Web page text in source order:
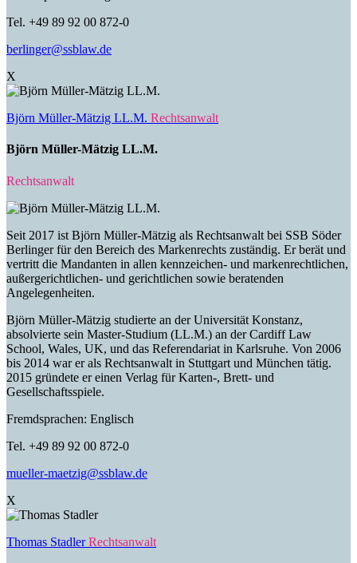
Tel. +49 89 92 00 872-0
berlinger@ssblaw.de
X
Björn Müller-Mätzig LL.M. Rechtsanwalt
Björn Müller-Mätzig LL.M.
Rechtsanwalt
Seit 2017 ist Björn Müller-Mätzig als Rechtsanwalt bei SSB Söder
Berlinger für den Bereich des Markenrechts zuständig. Er berät und
vertritt die Mandanten in allen kennzeichen- und markenrechtlichen,
außergerichtlichen- und gerichtlichen sowie beratenden
Angelegenheiten.
Björn Müller-Mätzig studierte an der Universität Konstanz,
absolvierte sein Master-Studium (LL.M.) an der Cardiff Law
School, Wales, UK, und das Referendariat in Karlsruhe. Von 2006
bis 2014 war er als Rechtsanwalt in Stuttgart und München tätig.
2015 gründete er einen Verlag für Karten-, Brett- und
Gesellschaftsspiele.
Fremdsprachen: Englisch
Tel. +49 89 92 00 872-0
mueller-maetzig@ssblaw.de
X
Thomas Stadler Rechtsanwalt